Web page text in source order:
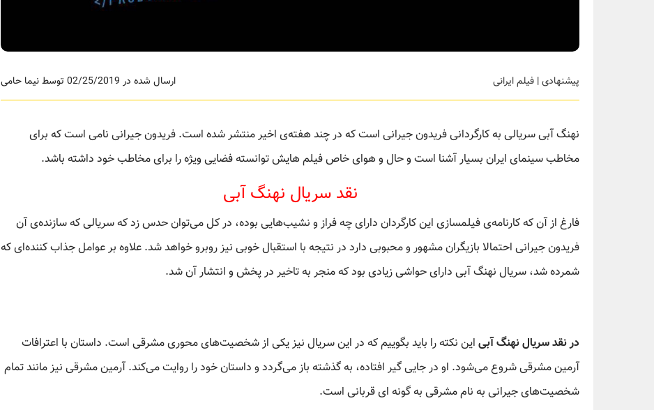
ارسال شده در 02/25/2019 توسط نیما حامی پیشنهادی| فیلم ایرانی
نهنگ آبی سریالی به کارگردانی فریدون جیرانی است که در چند هفته‌ی اخیر منتشر شده است. فریدون جیرانی نامی است که برای
مخاطب سینمای ایران بسیار آشنا است و حال و هوای خاص فیلم هایش توانسته فضایی ویژه را برای مخاطب خود داشته باشد.
نقد سریال نهنگ آبی
فارغ از آن که کارنامه‌ی فیلمسازی این کارگردان دارای چه فراز و نشیب‌هایی بوده، در کل می‌توان حدس زد که سریالی که سازنده‌ی آن
فریدون جیرانی احتمالا بازیگران مشهور و محبوبی دارد در نتیجه با استقبال خوبی نیز روبرو خواهد شد. علاوه بر عوامل جذاب کننده‌ای که
شمرده شد، سریال نهنگ آبی دارای حواشی زیادی بود که منجر به تاخیر در پخش و انتشار آن شد.
در نقد سریال نهنگ آبی این نکته را باید بگوییم که در این سریال نیز یکی از شخصیت‌های محوری مشرقی است. داستان با اعترافات
آرمین مشرقی شروع می‌شود. او در جایی گیر افتاده، به گذشته باز می‌گردد و داستان خود را روایت می‌کند. آرمین مشرقی نیز مانند تمام
شخصیت‌های جیرانی به نام مشرقی به گونه ای قربانی است.